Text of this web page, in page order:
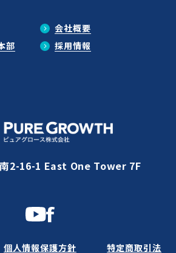
会社概要
部
採用情報
2-16-1 East One Tower 7F
個人情報保護方針 特定商取引法